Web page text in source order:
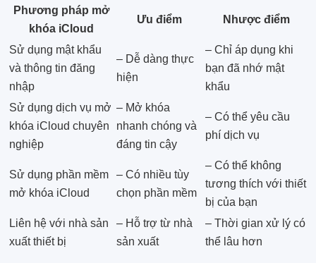
Phương pháp mở
khóa iCloud
Ưu điểm Nhược điểm
Sử dụng mật khẩu
và thông tin đăng
nhập
– Dễ dàng thực
hiện
– Chỉ áp dụng khi
bạn đã nhớ mật
khẩu
Sử dụng dịch vụ mở
khóa iCloud chuyên
nghiệp
– Mở khóa
nhanh chóng và
đáng tin cậy
– Có thể yêu cầu
phí dịch vụ
Sử dụng phần mềm
mở khóa iCloud
– Có nhiều tùy
chọn phần mềm
– Có thể không
tương thích với thiết
bị của bạn
Liên hệ với nhà sản
xuất thiết bị
– Hỗ trợ từ nhà
sản xuất
– Thời gian xử lý có
thể lâu hơn